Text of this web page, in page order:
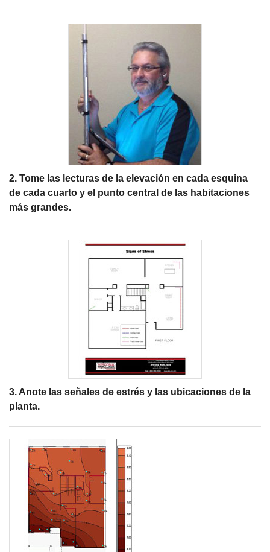
2. Tome las lecturas de la elevación en cada esquina
de cada cuarto y el punto central de las habitaciones
más grandes.
3. Anote las señales de estrés y las ubicaciones de la
planta.